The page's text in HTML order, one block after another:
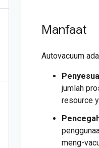
Manfaat
Autovacuum
jumlah
resource
meng-